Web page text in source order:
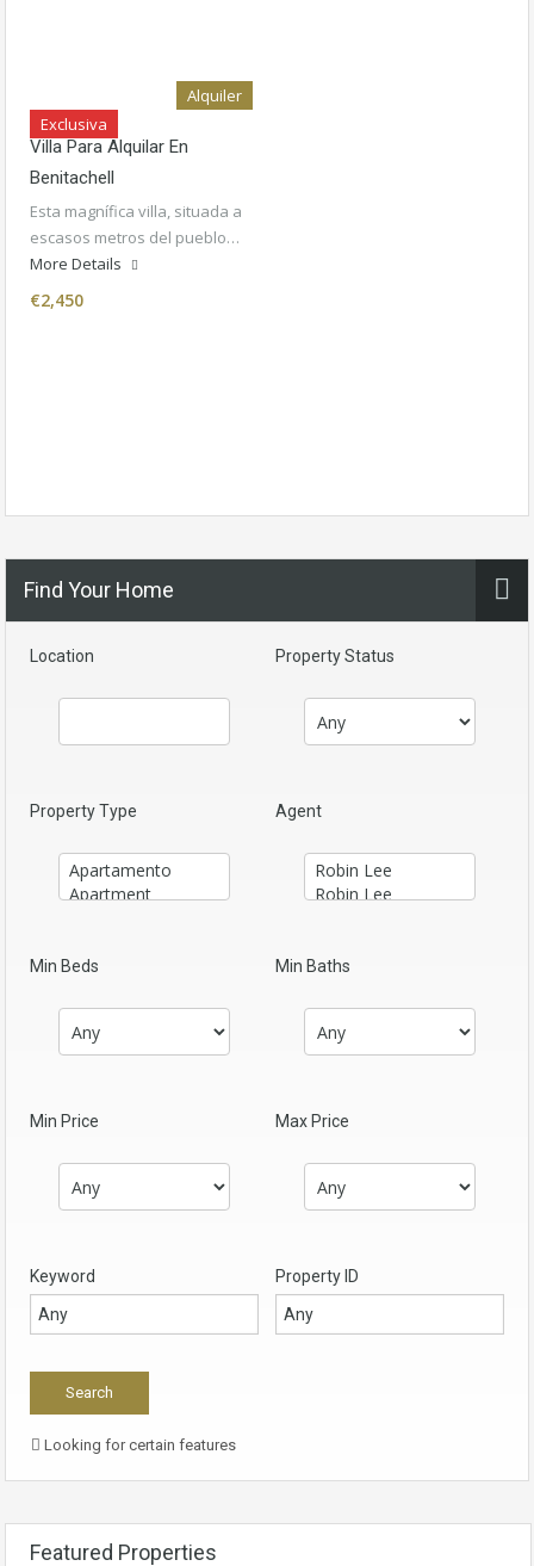
Exclusiva
Alquiler
Villa Para Alquilar En
Benitachell
Esta magnífica villa, situada a
escasos metros del pueblo…
More Details
€2,450
Find Your Home
Location Property Status
Property Type Agent
Min Beds Min Baths
Min Price Max Price
Keyword Property ID
Looking for certain features
Featured Properties